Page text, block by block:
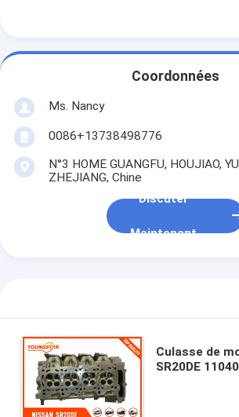
Coordonnées
Ms. Nancy
0086+13738498776
N°3 HOME GUANGFU, HOUJIAO,
ZHEJIANG, Chine
Discuter
Maintenant
Culasse de
SR20DE